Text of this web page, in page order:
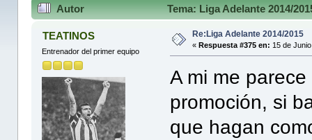
Autor Tema: Liga Adelante 2014/
TEATINOS
Entrenador del primer equipo
Re:Liga Adelante 2014/2015
«Respuesta #375 en: 15 de
A mi me
promoción, si
que hagan